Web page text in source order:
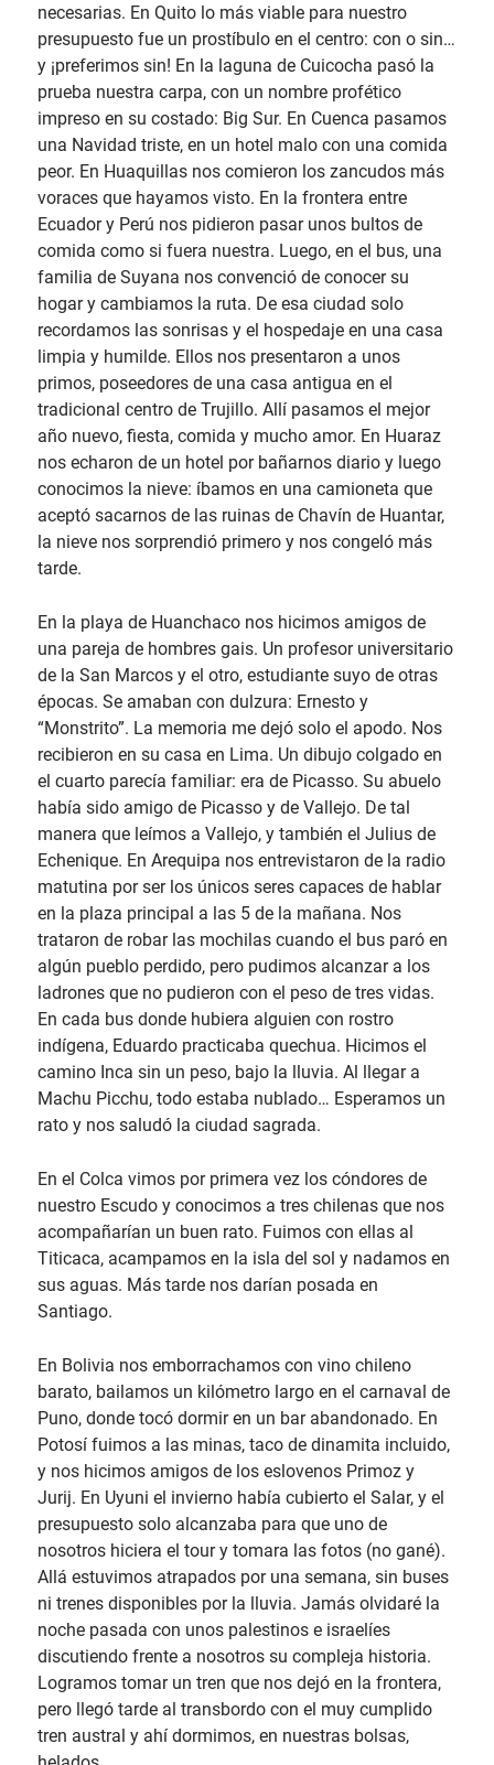
necesarias. En Quito lo más viable para nuestro
presupuesto fue un prostíbulo en el centro: con o sin…
y ¡preferimos sin! En la laguna de Cuicocha pasó la
prueba nuestra carpa, con un nombre profético
impreso en su costado: Big Sur. En Cuenca pasamos
una Navidad triste, en un hotel malo con una comida
peor. En Huaquillas nos comieron los zancudos más
voraces que hayamos visto. En la frontera entre
Ecuador y Perú nos pidieron pasar unos bultos de
comida como si fuera nuestra. Luego, en el bus, una
familia de Suyana nos convenció de conocer su
hogar y cambiamos la ruta. De esa ciudad solo
recordamos las sonrisas y el hospedaje en una casa
limpia y humilde. Ellos nos presentaron a unos
primos, poseedores de una casa antigua en el
tradicional centro de Trujillo. Allí pasamos el mejor
año nuevo, fiesta, comida y mucho amor. En Huaraz
nos echaron de un hotel por bañarnos diario y luego
conocimos la nieve: íbamos en una camioneta que
aceptó sacarnos de las ruinas de Chavín de Huantar,
la nieve nos sorprendió primero y nos congeló más
tarde.
En la playa de Huanchaco nos hicimos amigos de
una pareja de hombres gais. Un profesor universitario
de la San Marcos y el otro, estudiante suyo de otras
épocas. Se amaban con dulzura: Ernesto y
“Monstrito”. La memoria me dejó solo el apodo. Nos
recibieron en su casa en Lima. Un dibujo colgado en
el cuarto parecía familiar: era de Picasso. Su abuelo
había sido amigo de Picasso y de Vallejo. De tal
manera que leímos a Vallejo, y también el Julius de
Echenique. En Arequipa nos entrevistaron de la radio
matutina por ser los únicos seres capaces de hablar
en la plaza principal a las 5 de la mañana. Nos
trataron de robar las mochilas cuando el bus paró en
algún pueblo perdido, pero pudimos alcanzar a los
ladrones que no pudieron con el peso de tres vidas.
En cada bus donde hubiera alguien con rostro
indígena, Eduardo practicaba quechua. Hicimos el
camino Inca sin un peso, bajo la lluvia. Al llegar a
Machu Picchu, todo estaba nublado… Esperamos un
rato y nos saludó la ciudad sagrada.
En el Colca vimos por primera vez los cóndores de
nuestro Escudo y conocimos a tres chilenas que nos
acompañarían un buen rato. Fuimos con ellas al
Titicaca, acampamos en la isla del sol y nadamos en
sus aguas. Más tarde nos darían posada en
Santiago.
En Bolivia nos emborrachamos con vino chileno
barato, bailamos un kilómetro largo en el carnaval de
Puno, donde tocó dormir en un bar abandonado. En
Potosí fuimos a las minas, taco de dinamita incluido,
y nos hicimos amigos de los eslovenos Primoz y
Jurij. En Uyuni el invierno había cubierto el Salar, y el
presupuesto solo alcanzaba para que uno de
nosotros hiciera el tour y tomara las fotos (no gané).
Allá estuvimos atrapados por una semana, sin buses
ni trenes disponibles por la lluvia. Jamás olvidaré la
noche pasada con unos palestinos e israelíes
discutiendo frente a nosotros su compleja historia.
Logramos tomar un tren que nos dejó en la frontera,
pero llegó tarde al transbordo con el muy cumplido
tren austral y ahí dormimos, en nuestras bolsas,